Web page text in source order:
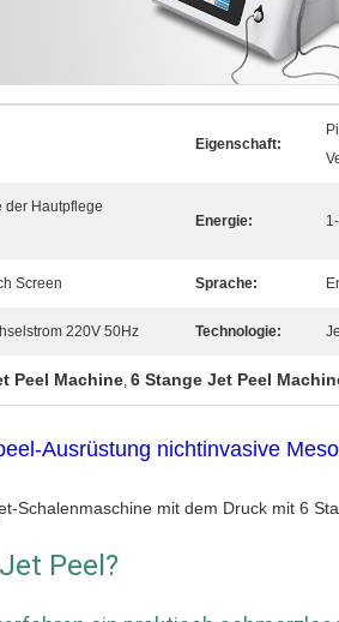
Eigenschaft:
der Hautpflege
Energie:
Screen Sprache:
220V 50Hz Technologie:
Peel Machine, 6 Stange Jet Peel
Ausrüstung nichtinvasive
Schalenmaschine mit dem Druck mit 6
Peel?